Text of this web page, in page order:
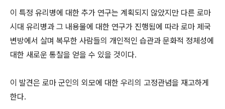
이 특정 유리병에 대한 추가 연구는 계획되지 않았지만 다른 로마
시대 유리병과 그 내용물에 대한 연구가 진행됨에 따라 로마 제국
변방에서 살며 복무한 사람들의 개인적인 습관과 문화적 정체성에
대한 새로운 통찰을 얻을 수 있을 것이다.
이 발견은 로마 군인의 외모에 대한 우리의 고정관념을 재고하게
한다.